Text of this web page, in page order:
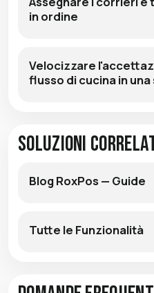
in ordine
Velocizzare
flusso di cucina in
Soluzioni
Blog RoxPos — Guide
Tutte le Funzionalità